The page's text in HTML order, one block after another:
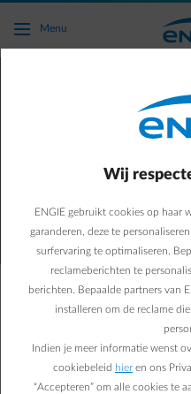
Ga naar de hoofdinhoud
Menu
Slimme
je elektrische
elektriciteitsverbruik, maar
pakketten
en services
Wij
ENGIE gebruikt cookies op haar
garanderen, deze te
surfervaring te optimaliseren.
reclameberichten te
berichten. Bepaalde partners van
installeren om de reclame
Indien je meer informatie wenst
cookiebeleid hier en ons
“Accepteren” om alle cookies te